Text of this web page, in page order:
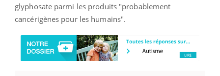
glyphosate parmi les produits "probablement
cancérigènes pour les humains".